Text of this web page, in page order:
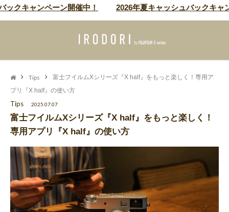
キャンペーン開催中！ 2026年夏キャッシュバックキャンペ
Tips
富士フイルムXシリーズ『X half』をもっと楽しく！専用ア
プリ『X half』の使い方
Tips 2025.07.07
富士フイルムXシリーズ『X half』をもっと楽しく！
専用アプリ『X half』の使い方